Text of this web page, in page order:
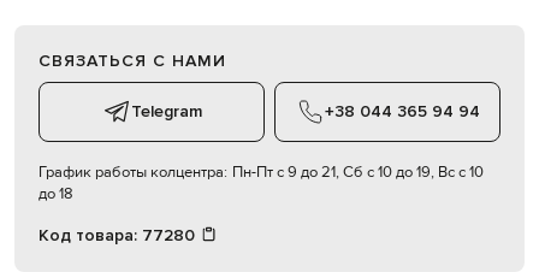
СВЯЗАТЬСЯ С НАМИ
Telegram +38 044 365 94 94
График работы колцентра: Пн-Пт с 9 до 21, Сб с 10 до 19, Вс с 10
до 18
Код товара: 77280